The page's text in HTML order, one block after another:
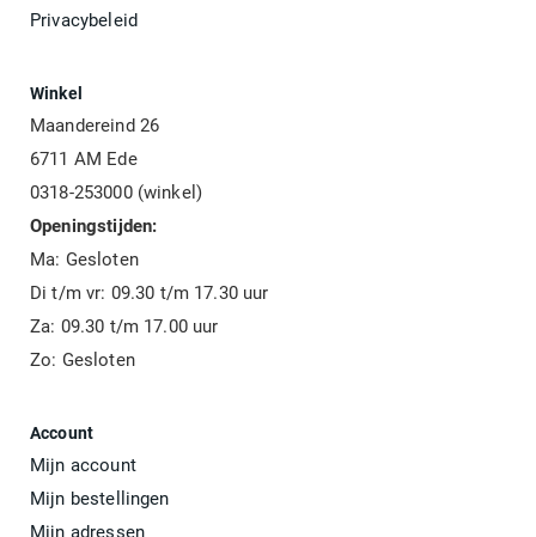
Privacybeleid
Winkel
Maandereind 26
6711 AM Ede
0318-253000 (winkel)
Openingstijden:
Ma: Gesloten
Di t/m vr: 09.30 t/m 17.30 uur
Za: 09.30 t/m 17.00 uur
Zo: Gesloten
Account
Mijn account
Mijn bestellingen
Mijn adressen